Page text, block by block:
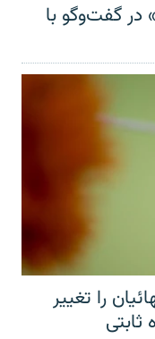
در گفت‌وگو با
را تغییر